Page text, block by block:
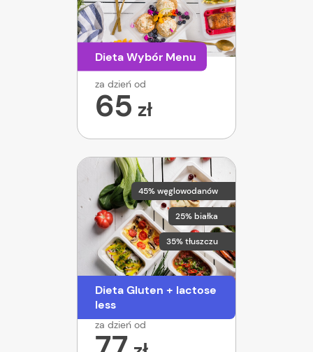
Dieta Wybór Menu
za dzień od
65 zł
45% węglowodanów
25% białka
35% tłuszczu
Dieta Gluten + lactose
less
za dzień od